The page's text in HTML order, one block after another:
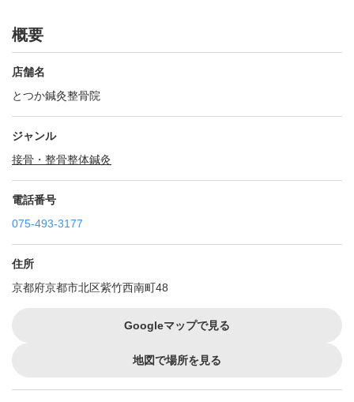
概要
店舗名
とつか鍼灸整骨院
ジャンル
接骨・整骨整体鍼灸
電話番号
075-493-3177
住所
京都府京都市北区紫竹西南町48
Googleマップで見る
地図で場所を見る